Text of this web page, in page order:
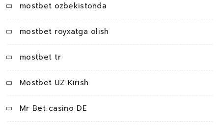
mostbet ozbekistonda
mostbet royxatga olish
mostbet tr
Mostbet UZ Kirish
Mr Bet casino DE